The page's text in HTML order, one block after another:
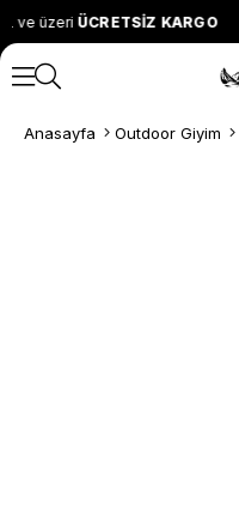
ve üzeri ÜCRETSİZ KARGO
Anasayfa Outdoor Giyim